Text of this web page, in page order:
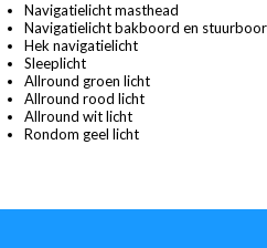
Navigatielicht masthead
Navigatielicht bakboord en
Hek navigatielicht
Sleeplicht
Allround groen licht
Allround rood licht
Allround wit licht
Rondom geel licht